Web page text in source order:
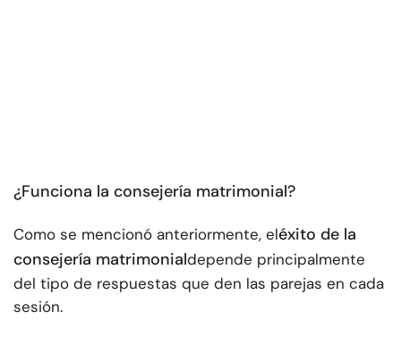
¿Funciona la consejería matrimonial?
Como se mencionó anteriormente, eléxito de la
consejería matrimonialdepende principalmente
del tipo de respuestas que den las parejas en cada
sesión.